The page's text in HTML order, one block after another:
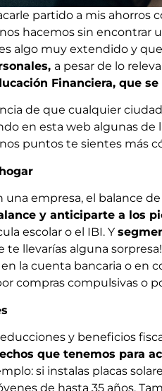
partido a mis
hacemos sin
algo muy extendido y
a pesar de lo
Financiera, que
de que cualquier
en esta web algunas de
puntos te sientes más
empresa, el balance
y anticiparte a los
escolar o el IBI. Y
te llevarías alguna
la cuenta bancaria o en
compras compulsivas o
y beneficios
que tenemos para
si instalas placas
de hasta 35 años.